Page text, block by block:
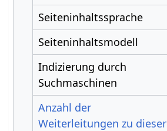
Seiteninhaltssprache
Seiteninhaltsmodell
Indizierung durch
Suchmaschinen
Anzahl der
Weiterleitungen zu dieser